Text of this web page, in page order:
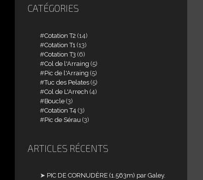
CATÉGORIES
Cotation T2 (14)
Cotation T1 (13)
Cotation T3 (6)
Col de l'Arraing (5)
Pic de l'Arraing (5)
Tuc des Pelates (5)
Col de L'Arrech (4)
Boucle (3)
Cotation T4 (3)
Pic de Sérau (3)
ARTICLES RÉCENTS
PIC DE CORNUDÈRE (1.563m) par Galey.